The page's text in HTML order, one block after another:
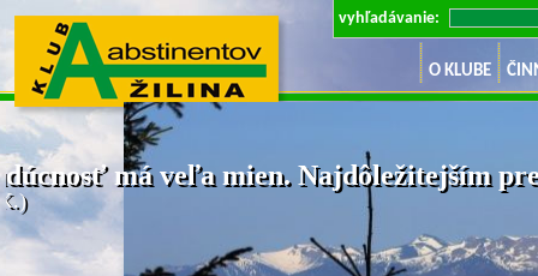
vyhľadávanie:
má veľa mien. Najdôležitejším
O KLUBE